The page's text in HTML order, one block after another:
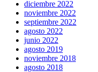
diciembre 2022
noviembre 2022
septiembre 2022
agosto 2022
junio 2022
agosto 2019
noviembre 2018
agosto 2018